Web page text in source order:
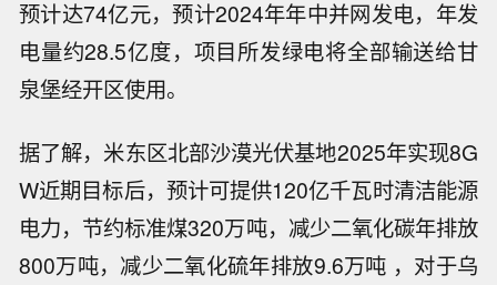
预计达74亿元，预计2024年年中并网发电，年发
电量约28.5亿度，项目所发绿电将全部输送给甘
泉堡经开区使用。
据了解，米东区北部沙漠光伏基地2025年实现8G
W近期目标后，预计可提供120亿千瓦时清洁能源
电力，节约标准煤320万吨，减少二氧化碳年排放
800万吨，减少二氧化硫年排放9.6万吨 ，对于乌